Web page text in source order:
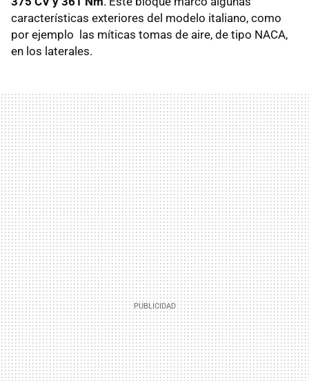
características exteriores del modelo italiano, como
por ejemplo las míticas tomas de aire, de tipo NACA,
en los laterales.